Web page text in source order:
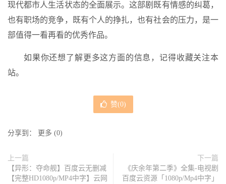
现代都市人生活状态的全面展示。这部剧既有情感的纠葛，
也有职场的竞争，既有个人的挣扎，也有社会的压力，是一
部值得一看再看的优秀作品。
如果你还想了解更多这方面的信息，记得收藏关注本
站。
赞(0)
分享到： 更多 (0)
上一篇
【异形：夺命舰】百度云无删减
【完整HD1080p/MP4中字】云网
下一篇
《庆余年第二季》全集-电视剧
百度云资源「1080p/Mp4中字」